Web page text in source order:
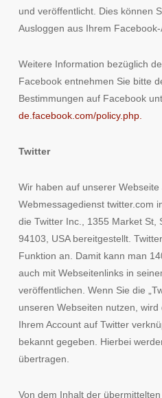
und veröffentlicht. Dies können
Ausloggen aus Ihrem Facebook-
Weitere Information bezüglich
Facebook entnehmen Sie bitte
Bestimmungen auf Facebook
de.facebook.com/policy.php.
Twitter
Wir haben auf unserer Webseite
Webmessagedienst twitter.com
die Twitter Inc., 1355 Market St,
94103, USA bereitgestellt.
Funktion an. Damit kann man
auch mit Webseitenlinks in
veröffentlichen. Wenn Sie die
unseren Webseiten nutzen,
Ihrem Account auf Twitter
bekannt gegeben. Hierbei
übertragen.
Von dem Inhalt der